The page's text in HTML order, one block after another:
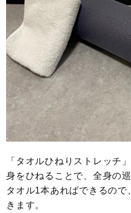
「タオルひねりストレッチ
身をひねることで、全身の
タオル1本あればできるの
きます。